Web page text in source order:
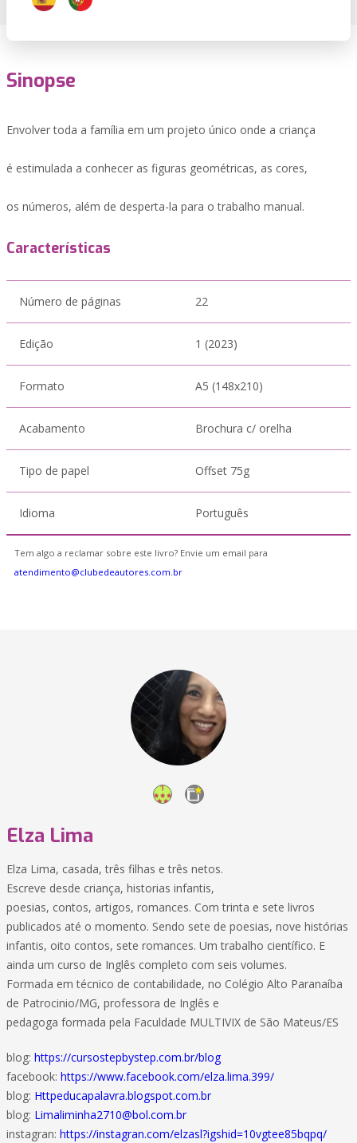
Sinopse
Envolver toda a família em um projeto único onde a criança
é estimulada a conhecer as figuras geométricas, as cores,
os números, além de desperta-la para o trabalho manual.
Características
Número de páginas 22
Edição 1 (2023)
Formato A5 (148x210)
Acabamento Brochura c/ orelha
Tipo de papel Offset 75g
Idioma Português
Tem algo a reclamar sobre este livro? Envie um email para
atendimento@clubedeautores.com.br
Elza Lima
Elza Lima, casada, três filhas e três netos.
Escreve desde criança, historias infantis,
poesias, contos, artigos, romances. Com trinta e sete livros
publicados até o momento. Sendo sete de poesias, nove histórias
infantis, oito contos, sete romances. Um trabalho científico. E
ainda um curso de Inglês completo com seis volumes.
Formada em técnico de contabilidade, no Colégio Alto Paranaíba
de Patrocinio/MG, professora de Inglês e
pedagoga formada pela Faculdade MULTIVIX de São Mateus/ES
blog: https://cursostepbystep.com.br/blog
facebook: https://www.facebook.com/elza.lima.399/
blog: Httpeducapalavra.blogspot.com.br
blog: Limaliminha2710@bol.com.br
instagran: https://instagran.com/elzasl?igshid=10vgtee85bqpq/